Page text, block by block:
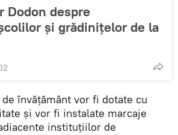
Dodon despre
și grădinițelor de la
învățământ vor fi dotate cu
și vor fi instalate marcaje
instituțiilor de